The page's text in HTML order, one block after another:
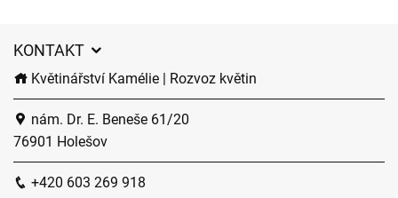
KONTAKT
Květinářství Kamélie | Rozvoz květin
nám. Dr. E. Beneše 61/20
76901 Holešov
+420 603 269 918